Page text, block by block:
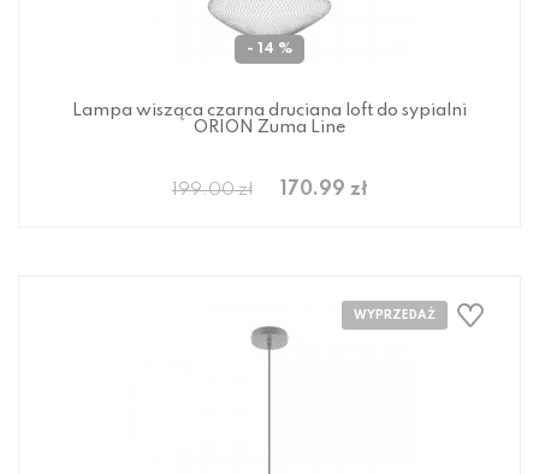
- 14 %
Lampa wisząca czarna druciana loft do sypialni
ORION Zuma Line
199.00 zł 170.99 zł